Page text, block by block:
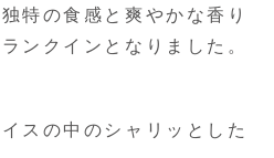
特の食感と爽やかな香り
ンクインとなりました。
スの中のシャリッとした